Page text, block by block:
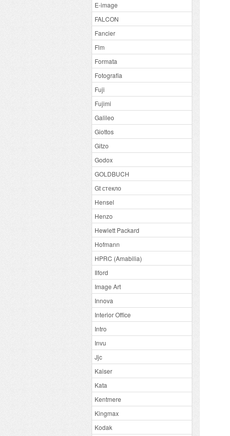
E-image
FALCON
Fancier
Flm
Formata
Fotografia
Fuji
Fujimi
Galileo
Giottos
Gitzo
Godox
GOLDBUCH
Gt стекло
Hensel
Henzo
Hewlett Packard
Hofmann
HPRC (Amabilia)
Ilford
Image Art
Innova
Interior Office
Intro
Invu
Jjc
Kaiser
Kata
Kentmere
Kingmax
Kodak